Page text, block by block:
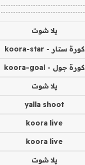
يلا شوت
كورة ستار - koora-star
كورة جول - koora-goal
يلا شوت
yalla shoot
koora live
koora live
يلا شوت